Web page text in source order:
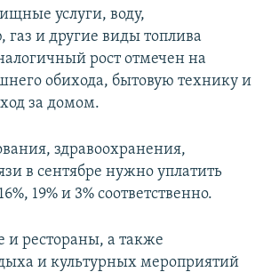
услуги, воду,
газ и другие виды топлива
рост отмечен на
обихода, бытовую технику и
за домом.
здравоохранения,
в сентябре нужно уплатить
19% и 3% соответственно.
и рестораны, а также
и культурных мероприятий